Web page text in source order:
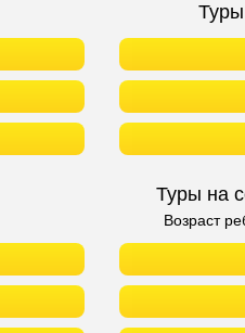
Туры на
Возраст